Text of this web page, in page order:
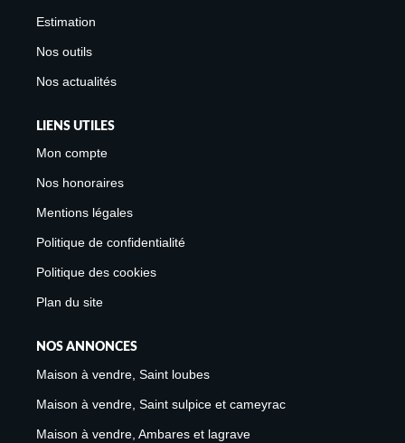
Estimation
Nos outils
Nos actualités
LIENS UTILES
Mon compte
Nos honoraires
Mentions légales
Politique de confidentialité
Politique des cookies
Plan du site
NOS ANNONCES
Maison à vendre, Saint loubes
Maison à vendre, Saint sulpice et cameyrac
Maison à vendre, Ambares et lagrave